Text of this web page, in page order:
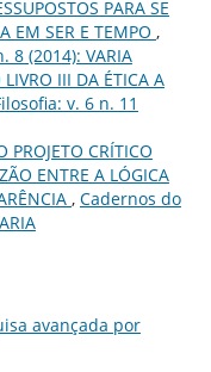
PARA SE
EM SER E TEMPO ,
8 (2014): VARIA
III DA ÉTICA A
v. 6 n. 11
PROJETO CRÍTICO
ENTRE A LÓGICA
, Cadernos do
avançada por